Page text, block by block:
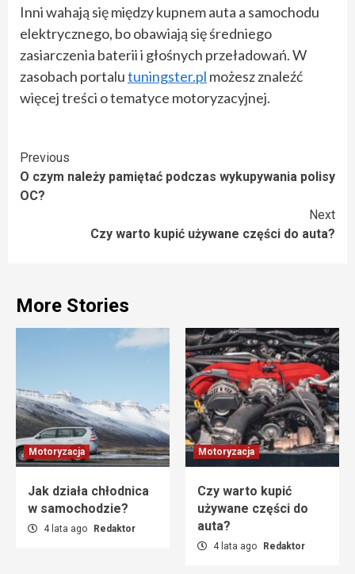
Inni wahają się między kupnem auta a samochodu
elektrycznego, bo obawiają się średniego
zasiarczenia baterii i głośnych przeładowań. W
zasobach portalutuningster.pl możesz znaleźć
więcej treści o tematyce motoryzacyjnej.
Continue
Reading
Previous
O czym należy pamiętać podczas wykupywania polisy
OC?
Next
Czy warto kupić używane części do auta?
More Stories
Motoryzacja
Jak działa chłodnica
w samochodzie?
4 lata ago Redaktor
Motoryzacja
Czy warto kupić
używane części do
auta?
4 lata ago Redaktor